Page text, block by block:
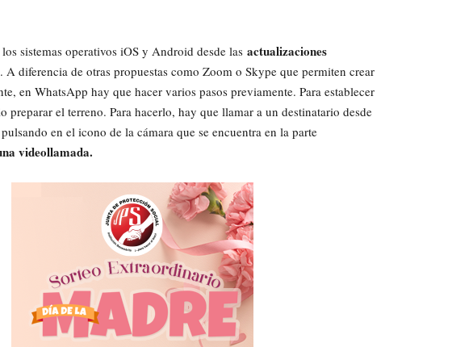
sistemas operativos iOS y Android desde las actualizaciones
A diferencia de otras propuestas como Zoom o Skype que permiten crear
en WhatsApp hay que hacer varios pasos previamente. Para establecer
preparar el terreno. Para hacerlo, hay que llamar a un destinatario desde
en el icono de la cámara que se encuentra en la parte
videollamada.